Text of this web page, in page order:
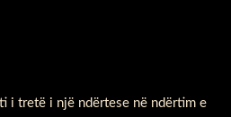
i tretë i një ndërtese në ndërtim e